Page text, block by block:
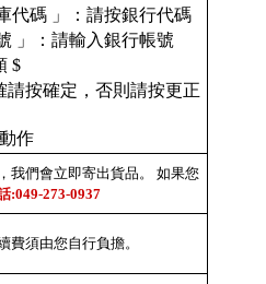
代碼 」：請按銀行代碼
」：請輸入銀行帳號
$
按確定，否則請按更正
作
我們會立即寄出貨品。 如果您
:049-273-0937
費須由您自行負擔。